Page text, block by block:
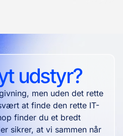
udstyr?
men uden det rette
at finde den rette IT-
finder du et bredt
sikrer, at vi sammen når